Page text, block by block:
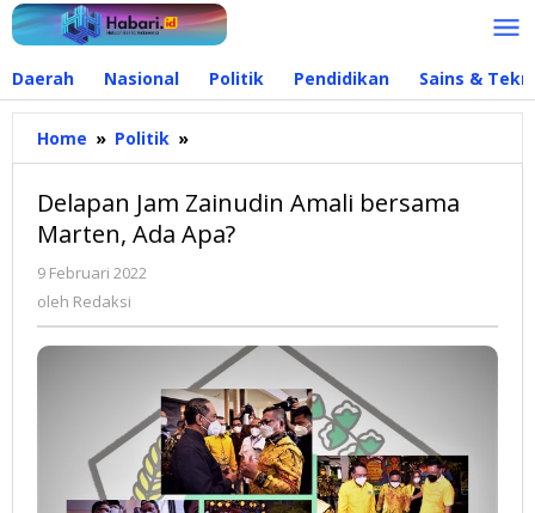
Lewati
ke
Daerah Nasional Politik Pendidikan Sains &
Home » Politik »
Jam
Zainudin
Amali
bersama
Delapan Jam Zainudin Amali bersama
Marten, Ada Apa?
9 Februari 2022
oleh Redaksi